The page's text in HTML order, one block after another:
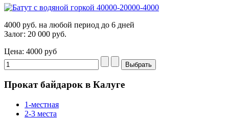
4000 руб. на любой период до 6 дней
Залог: 20 000 руб.
Цена: 4000 руб
Прокат байдарок в Калуге
1-местная
2-3 места